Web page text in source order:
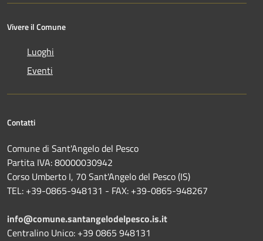
Vivere il Comune
Luoghi
Eventi
Contatti
Comune di Sant'Angelo del Pesco
Partita IVA: 80000030942
Corso Umberto I, 70 Sant'Angelo del Pesco (IS)
TEL: +39-0865-948131 - FAX: +39-0865-948267
info@comune.santangelodelpesco.is.it
Centralino Unico: +39 0865 948131